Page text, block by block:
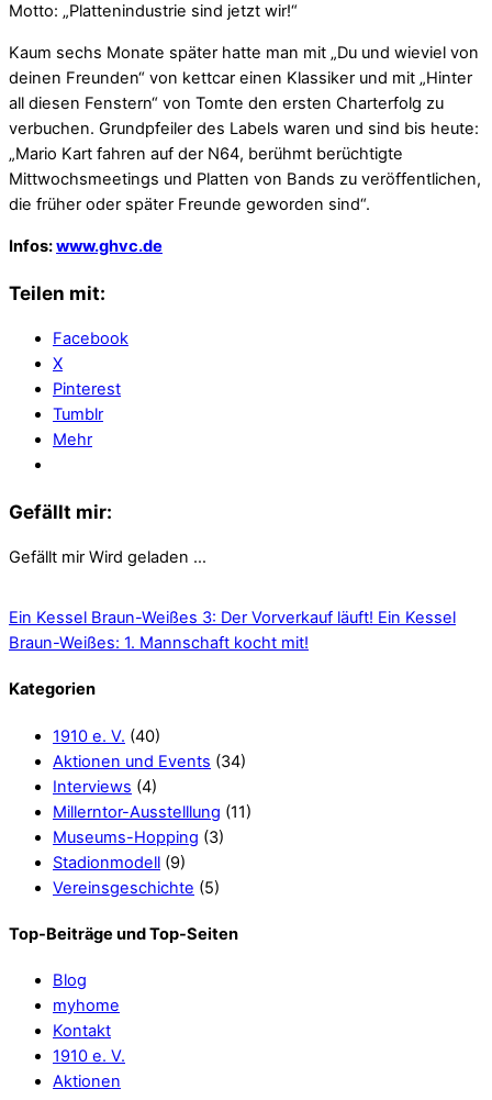
Motto: „Plattenindustrie sind jetzt wir!“
Kaum sechs Monate später hatte man mit „Du und wieviel von
deinen Freunden“ von kettcar einen Klassiker und mit „Hinter
all diesen Fenstern“ von Tomte den ersten Charterfolg zu
verbuchen. Grundpfeiler des Labels waren und sind bis heute:
„Mario Kart fahren auf der N64, berühmt berüchtigte
Mittwochsmeetings und Platten von Bands zu veröffentlichen,
die früher oder später Freunde geworden sind“.
Infos:www.ghvc.de
Teilen mit:
Facebook
X
Pinterest
Tumblr
Mehr
Gefällt mir:
Gefällt mir Wird geladen …
Ein Kessel Braun-Weißes 3: Der Vorverkauf läuft! Ein Kessel
Braun-Weißes: 1. Mannschaft kocht mit!
Kategorien
1910 e. V. (40)
Aktionen und Events (34)
Interviews (4)
Millerntor-Ausstelllung (11)
Museums-Hopping (3)
Stadionmodell (9)
Vereinsgeschichte (5)
Top-Beiträge und Top-Seiten
Blog
myhome
Kontakt
1910 e. V.
Aktionen